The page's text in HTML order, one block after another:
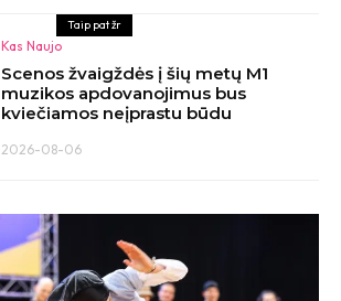
Taip pat žr
Kas Naujo
Scenos žvaigždės į šių metų M1
muzikos apdovanojimus bus
kviečiamos neįprastu būdu
2026-08-06